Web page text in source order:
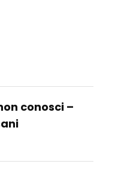
conosci –